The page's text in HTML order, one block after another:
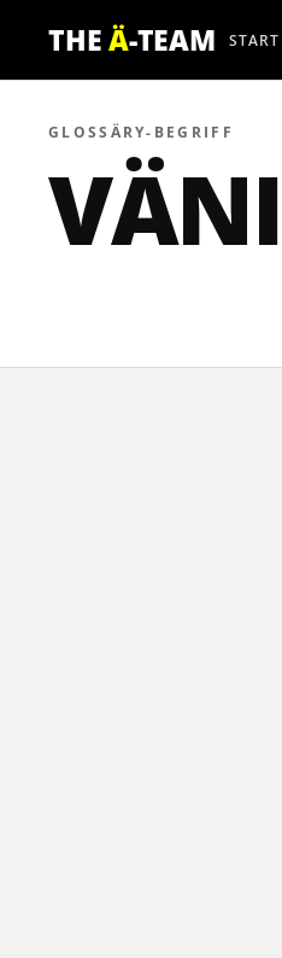
THEÄ-TEAM START
GLOSSÄRY-BEGRIFF